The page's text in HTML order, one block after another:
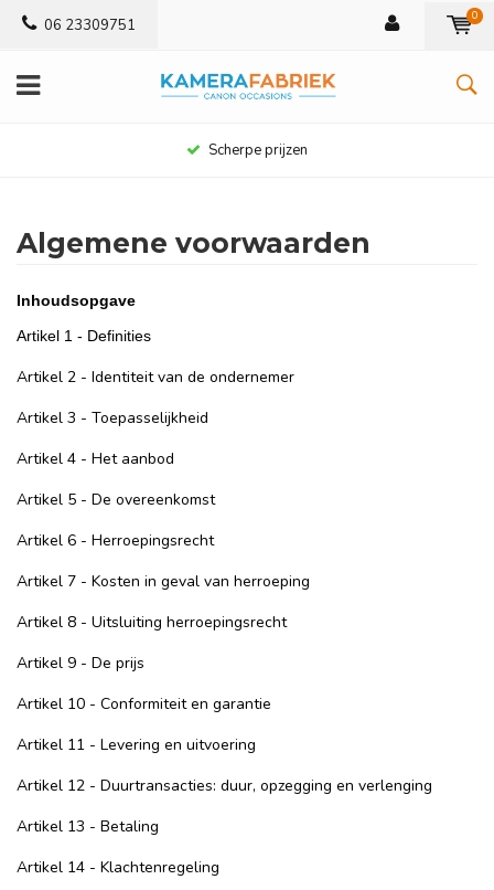
06 23309751 0
Scherpe prijzen
Algemene voorwaarden
Inhoudsopgave
Artikel 1 - Definities
Artikel 2 - Identiteit van de ondernemer
Artikel 3 - Toepasselijkheid
Artikel 4 - Het aanbod
Artikel 5 - De overeenkomst
Artikel 6 - Herroepingsrecht
Artikel 7 - Kosten in geval van herroeping
Artikel 8 - Uitsluiting herroepingsrecht
Artikel 9 - De prijs
Artikel 10 - Conformiteit en garantie
Artikel 11 - Levering en uitvoering
Artikel 12 - Duurtransacties: duur, opzegging en verlenging
Artikel 13 - Betaling
Artikel 14 - Klachtenregeling